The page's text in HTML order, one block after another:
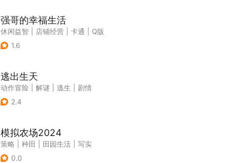
强哥的幸福生活
休闲益智 店铺经营 卡通
Q版
1.6
逃出生天
动作冒险 解谜 逃生
剧情
2.4
模拟农场2024
策略 种田 田园生活
写实
0.0